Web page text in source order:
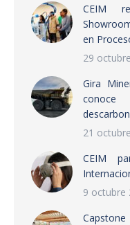
CEIM
en
29
Gira
21
CEIM
9 octubre